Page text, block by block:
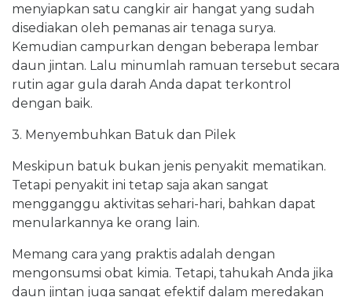
menyiapkan satu cangkir air hangat yang sudah
disediakan oleh pemanas air tenaga surya.
Kemudian campurkan dengan beberapa lembar
daun jintan. Lalu minumlah ramuan tersebut secara
rutin agar gula darah Anda dapat terkontrol
dengan baik.
3. Menyembuhkan Batuk dan Pilek
Meskipun batuk bukan jenis penyakit mematikan.
Tetapi penyakit ini tetap saja akan sangat
mengganggu aktivitas sehari-hari, bahkan dapat
menularkannya ke orang lain.
Memang cara yang praktis adalah dengan
mengonsumsi obat kimia. Tetapi, tahukah Anda jika
daun jintan juga sangat efektif dalam meredakan